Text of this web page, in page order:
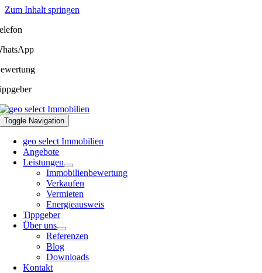
Zum Inhalt springen
Toggle Navigation
geo select Immobilien
Angebote
Leistungen
Immobilienbewertung
Verkaufen
Vermieten
Energieausweis
Tippgeber
Über uns
Referenzen
Blog
Downloads
Kontakt